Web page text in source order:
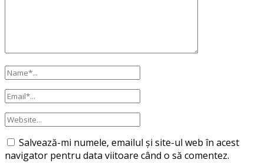
Salvează-mi numele, emailul și site-ul web în acest
navigator pentru data viitoare când o să comentez.